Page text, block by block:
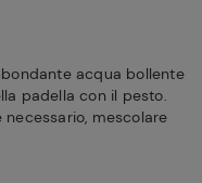
acqua bollente
padella con il pesto.
mescolare